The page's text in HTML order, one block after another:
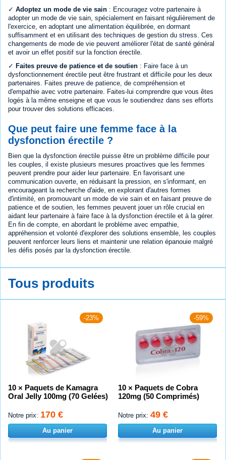
✓ Adoptez un mode de vie sain : Encouragez votre partenaire à
adopter un mode de vie sain, spécialement en faisant régulièrement de
l'exercice, en adoptant une alimentation équilibrée, en dormant
suffisamment et en utilisant des techniques de gestion du stress. Ces
changements de mode de vie peuvent améliorer l'état de santé général
et avoir un effet positif sur la fonction érectile.
✓ Faites preuve de patience et de soutien : Faire face à un
dysfonctionnement érectile peut être frustrant et difficile pour les deux
partenaires. Faites preuve de patience, de compréhension et
d'empathie avec votre partenaire. Faites-lui comprendre que vous êtes
logés à la même enseigne et que vous le soutiendrez dans ses efforts
pour trouver des solutions efficaces.
Que peut faire une femme face à la
dysfonction érectile ?
Bien que la dysfonction érectile puisse être un problème difficile pour
les couples, il existe plusieurs mesures proactives que les femmes
peuvent prendre pour aider leur partenaire. En favorisant une
communication ouverte, en réduisant la pression, en s'informant, en
encourageant la recherche d'aide, en explorant d'autres formes
d'intimité, en promouvant un mode de vie sain et en faisant preuve de
patience et de soutien, les femmes peuvent jouer un rôle crucial en
aidant leur partenaire à faire face à la dysfonction érectile et à la gérer.
En fin de compte, en abordant le problème avec empathie,
appréhension et volonté d'explorer des solutions ensemble, les couples
peuvent renforcer leurs liens et maintenir une relation épanouie malgré
les défis posés par la dysfonction érectile.
Tous produits
-23%
10 × Paquets de Kamagra
Oral Jelly 100mg (70 Gelées)
Notre prix: 170 €
Au panier
-59%
10 × Paquets de Cobra
120mg (50 Comprimés)
Notre prix: 49 €
Au panier